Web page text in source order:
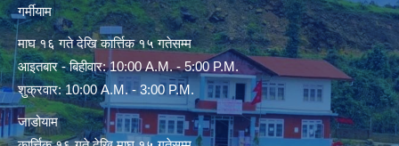
गर्मीयाम
माघ १६ गते देखि कार्त्तिक १५ गतेसम्म
आइतबार - बिहीवार: 10:00 A.M. - 5:00 P.M.
शुक्रवार: 10:00 A.M. - 3:00 P.M.
जाडोयाम